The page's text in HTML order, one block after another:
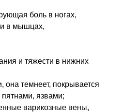
боль в ногах,
в мышцах,
и тяжести в нижних
она темнеет, покрывается
язвами;
варикозные вены,